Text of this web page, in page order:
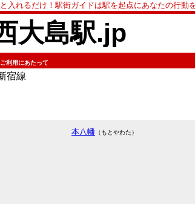
入れるだけ！駅街ガイドは駅を起点にあなたの行動
大島駅.jp
ご利用にあたって
宿線
本八幡 （もとやわた）